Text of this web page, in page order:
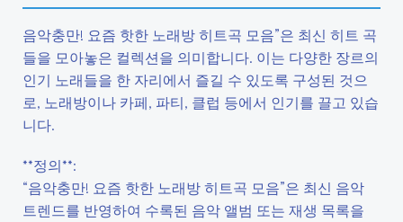
음악충만! 요즘 핫한 노래방 히트곡 모음”은 최신 히트 곡
들을 모아놓은 컬렉션을 의미합니다. 이는 다양한 장르의
인기 노래들을 한 자리에서 즐길 수 있도록 구성된 것으
로, 노래방이나 카페, 파티, 클럽 등에서 인기를 끌고 있습
니다.
**정의**:
“음악충만! 요즘 핫한 노래방 히트곡 모음”은 최신 음악
트렌드를 반영하여 수록된 음악 앨범 또는 재생 목록을